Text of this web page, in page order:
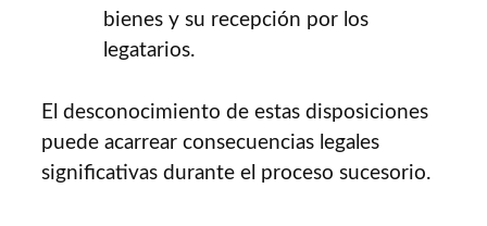
bienes y su recepción por los
legatarios.
El desconocimiento de estas disposiciones
puede acarrear consecuencias legales
significativas durante el proceso sucesorio.